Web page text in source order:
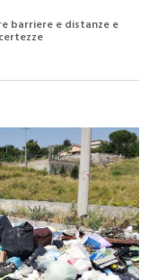
barriere e distanze e